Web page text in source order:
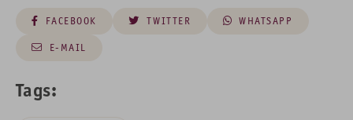
FACEBOOK TWITTER
WHATSAPP
E-MAIL
Tags: